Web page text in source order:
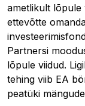
ametlikult lõpule
ettevõtte
Partnersi
lõpule viidud.
tehing viib EA
peatüki